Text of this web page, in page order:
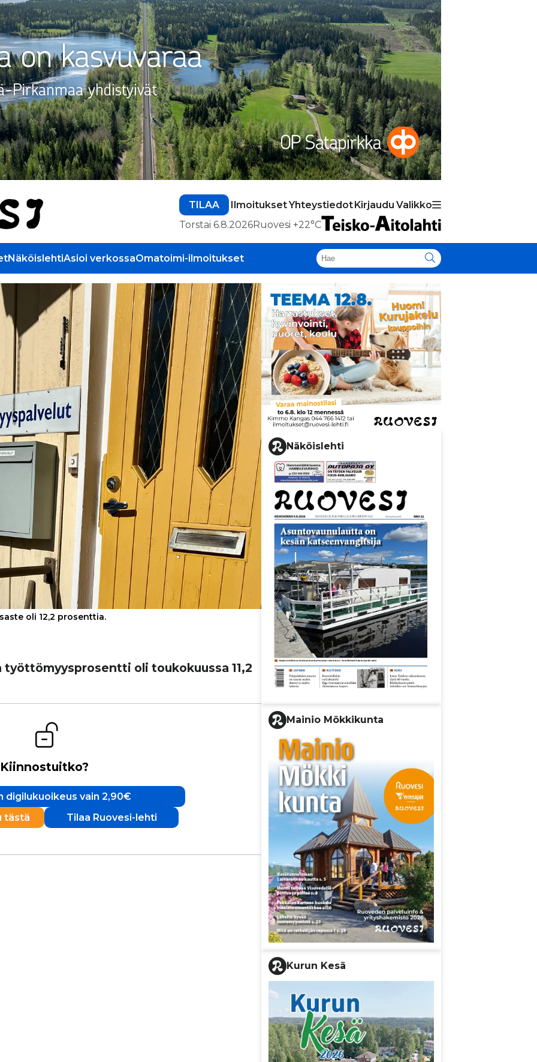
TILAA IlmoituksetYhteystiedotKirjaudu Valikko
Torstai 6.8.2026Ruovesi +22°C
NäköislehtiAsioi verkossaOmatoimi-ilmoitukset
oli 12,2 prosenttia.
työt­tö­myysp­ro­sentti oli tou­ko­kuussa 11,2
Kiinnostuitko?
digilukuoikeus vain 2,90€
tästä
Tilaa Ruovesi-lehti
Näköislehti
Mainio Mökkikunta
Kurun Kesä